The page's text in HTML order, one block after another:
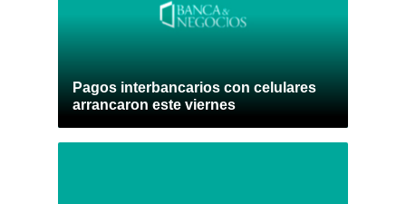
Pagos interbancarios con celulares
arrancaron este viernes